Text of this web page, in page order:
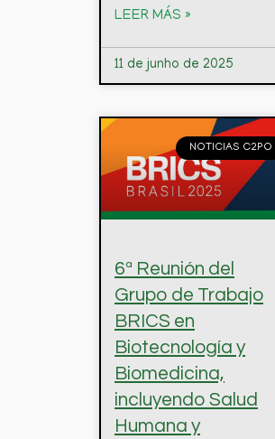
LEER MÁS »
11 de junho de 2025
NOTICIAS C2PO
6ª Reunión del
Grupo de Trabajo
BRICS en
Biotecnología y
Biomedicina,
incluyendo Salud
Humana y